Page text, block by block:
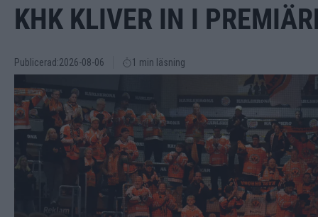
KHK KLIVER IN I
Publicerad:2026-08-06 1 min läsning